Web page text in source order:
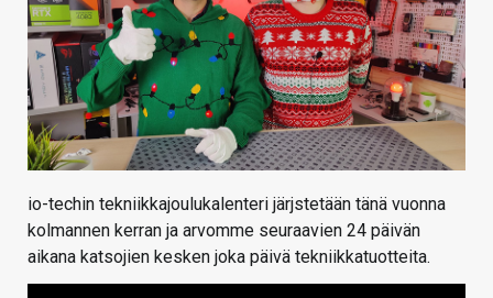
io-techin tekniikkajoulukalenteri järjstetään tänä vuonna
kolmannen kerran ja arvomme seuraavien 24 päivän
aikana katsojien kesken joka päivä tekniikkatuotteita.